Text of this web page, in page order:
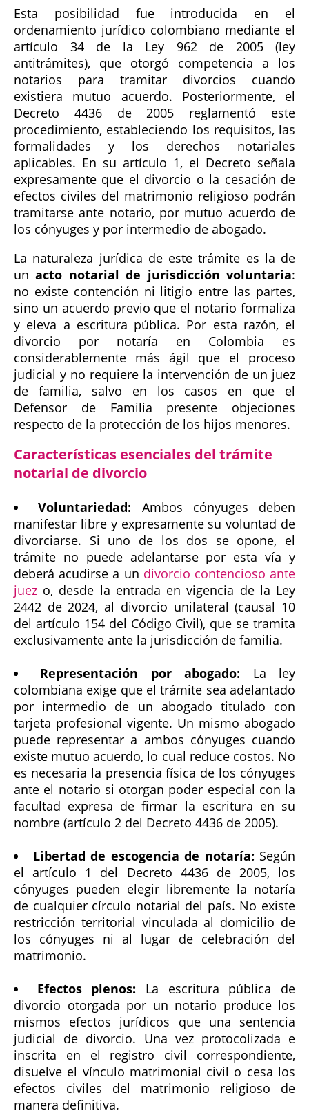
Esta posibilidad fue introducida en el
ordenamiento jurídico colombiano mediante el
artículo 34 de la Ley 962 de 2005 (ley
antitrámites), que otorgó competencia a los
notarios para tramitar divorcios cuando
existiera mutuo acuerdo. Posteriormente, el
Decreto 4436 de 2005 reglamentó este
procedimiento, estableciendo los requisitos, las
formalidades y los derechos notariales
aplicables. En su artículo 1, el Decreto señala
expresamente que el divorcio o la cesación de
efectos civiles del matrimonio religioso podrán
tramitarse ante notario, por mutuo acuerdo de
los cónyuges y por intermedio de abogado.
La naturaleza jurídica de este trámite es la de
unacto notarial de jurisdicción voluntaria:
no existe contención ni litigio entre las partes,
sino un acuerdo previo que el notario formaliza
y eleva a escritura pública. Por esta razón, el
divorcio por notaría en Colombia es
considerablemente más ágil que el proceso
judicial y no requiere la intervención de un juez
de familia, salvo en los casos en que el
Defensor de Familia presente objeciones
respecto de la protección de los hijos menores.
Características esenciales del trámite
notarial de divorcio
Voluntariedad: Ambos cónyuges deben
manifestar libre y expresamente su voluntad de
divorciarse. Si uno de los dos se opone, el
trámite no puede adelantarse por esta vía y
deberá acudirse a un divorcio contencioso ante
juez o, desde la entrada en vigencia de la Ley
2442 de 2024, al divorcio unilateral (causal 10
del artículo 154 del Código Civil), que se tramita
exclusivamente ante la jurisdicción de familia.
Representación por abogado: La ley
colombiana exige que el trámite sea adelantado
por intermedio de un abogado titulado con
tarjeta profesional vigente. Un mismo abogado
puede representar a ambos cónyuges cuando
existe mutuo acuerdo, lo cual reduce costos. No
es necesaria la presencia física de los cónyuges
ante el notario si otorgan poder especial con la
facultad expresa de firmar la escritura en su
nombre (artículo 2 del Decreto 4436 de 2005).
Libertad de escogencia de notaría: Según
el artículo 1 del Decreto 4436 de 2005, los
cónyuges pueden elegir libremente la notaría
de cualquier círculo notarial del país. No existe
restricción territorial vinculada al domicilio de
los cónyuges ni al lugar de celebración del
matrimonio.
Efectos plenos: La escritura pública de
divorcio otorgada por un notario produce los
mismos efectos jurídicos que una sentencia
judicial de divorcio. Una vez protocolizada e
inscrita en el registro civil correspondiente,
disuelve el vínculo matrimonial civil o cesa los
efectos civiles del matrimonio religioso de
manera definitiva.